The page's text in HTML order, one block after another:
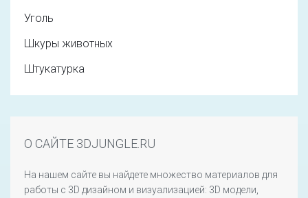
Уголь
Шкуры животных
Штукатурка
О САЙТЕ 3DJUNGLE.RU
На нашем сайте вы найдете множество материалов для
работы с 3D дизайном и визуализацией: 3D модели,